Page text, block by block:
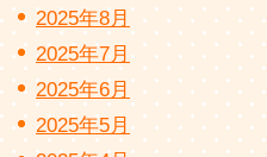
2025年8月
2025年7月
2025年6月
2025年5月